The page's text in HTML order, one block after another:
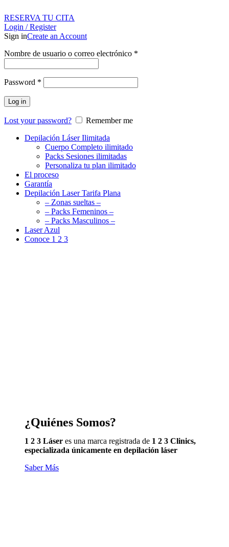
RESERVA TU CITA
Login / Register
Sign inCreate an Account
Nombre de usuario o correo electrónico *
Password *
Log in
Lost your password?
Remember me
Depilación Láser Ilimitada
Cuerpo Completo ilimitado
Packs Sesiones ilimitadas
Personaliza tu plan ilimitado
El proceso
Garantía
Depilación Laser Tarifa Plana
– Zonas sueltas –
– Packs Femeninos –
– Packs Masculinos –
Laser Azul
Conoce 1 2 3
¿Quiénes Somos?
1 2 3 Láser es una marca registrada de 1 2 3 Clinics,
especializada únicamente en depilación láser
Saber Más